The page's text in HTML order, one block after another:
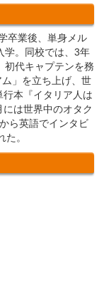
卒業後、単身メル
学。同校では、3年
初代キャプテンを務
」を立ち上げ、世
本『イタリア人は
は世界中のオタク
ら英語でインタビ
。